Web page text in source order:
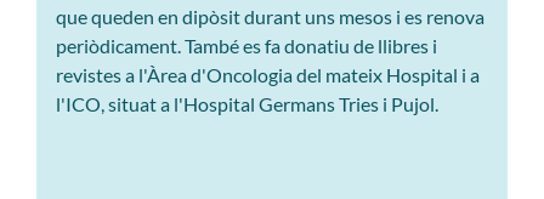
que queden en dipòsit durant uns mesos i es renova
periòdicament. També es fa donatiu de llibres i
revistes a l'Àrea d'Oncologia del mateix Hospital i a
l'ICO, situat a l'Hospital Germans Tries i Pujol.